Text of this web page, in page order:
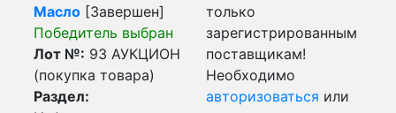
Масло [Завершен]
Победитель выбран
Лот №: 93 АУКЦИОН
(покупка товара)
Раздел:
только
зарегистрированным
поставщикам!
Необходимо
авторизоваться или